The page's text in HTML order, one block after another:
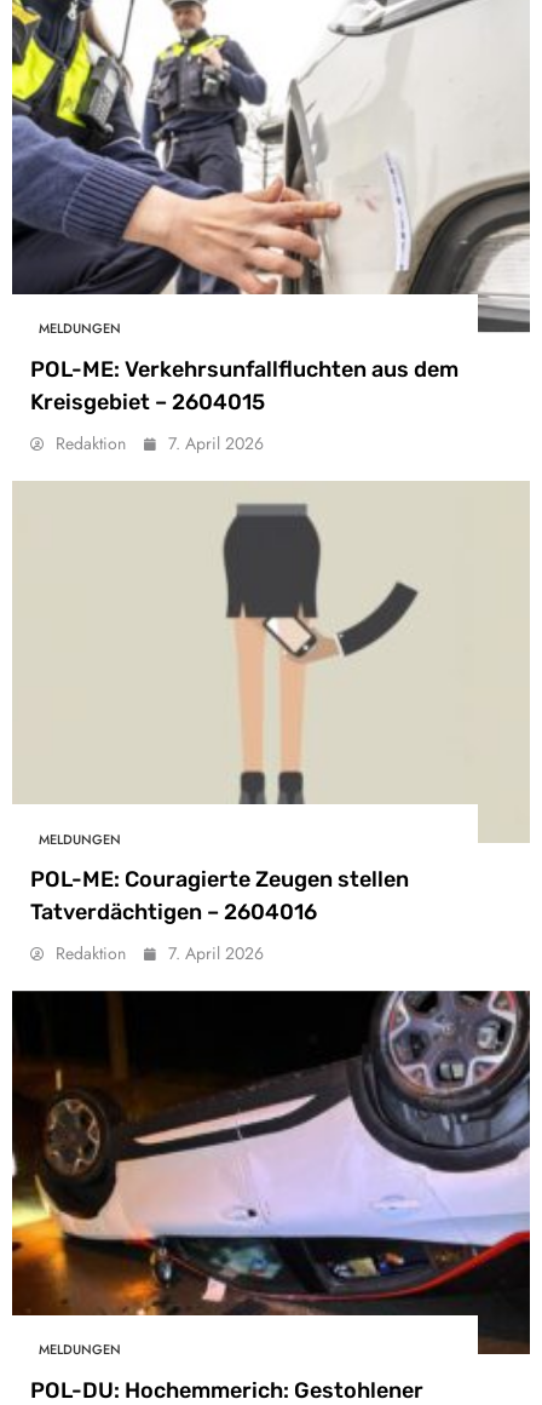
MELDUNGEN
POL-ME: Verkehrsunfallfluchten aus dem
Kreisgebiet – 2604015
Redaktion 7. April 2026
MELDUNGEN
POL-ME: Couragierte Zeugen stellen
Tatverdächtigen – 2604016
Redaktion 7. April 2026
MELDUNGEN
POL-DU: Hochemmerich: Gestohlener